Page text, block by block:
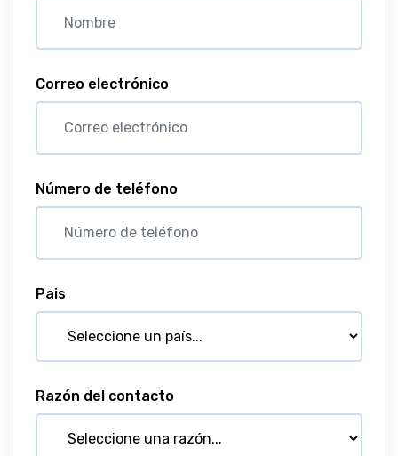
Correo electrónico
Número de teléfono
Pais
Razón del contacto